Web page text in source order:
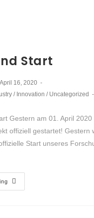
Start
April 16, 2020
/ Innovation / Uncategorized
Gestern am 01. April 2020
offiziell gestartet! Gestern
Start unseres